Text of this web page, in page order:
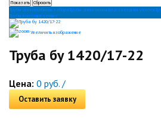
Трубы для столбиков забораТрубы для канавы под заезд на участок
Трубы восстановленные
Увеличить изображение
Труба бу 1420/17-22
Цена: 0 руб. /
Оставить заявку